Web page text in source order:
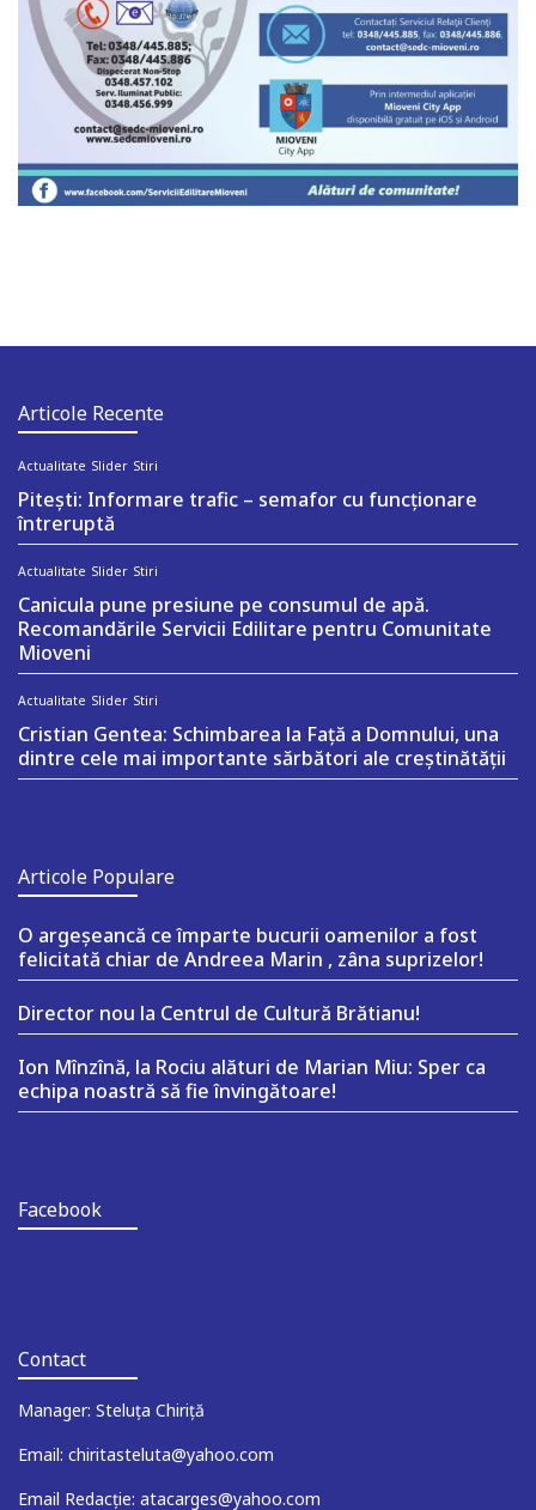
Articole Recente
Actualitate Slider Stiri
Pitești: Informare trafic – semafor cu funcționare
întreruptă
Actualitate Slider Stiri
Canicula pune presiune pe consumul de apă.
Recomandările Servicii Edilitare pentru Comunitate
Mioveni
Actualitate Slider Stiri
Cristian Gentea: Schimbarea la Față a Domnului, una
dintre cele mai importante sărbători ale creștinătății
Articole Populare
O argeşeancă ce împarte bucurii oamenilor a fost
felicitată chiar de Andreea Marin , zâna suprizelor!
Director nou la Centrul de Cultură Brătianu!
Ion Mînzînă, la Rociu alături de Marian Miu: Sper ca
echipa noastră să fie învingătoare!
Facebook
Contact
Manager: Steluța Chiriță
Email: chiritasteluta@yahoo.com
Email Redacție: atacarges@yahoo.com